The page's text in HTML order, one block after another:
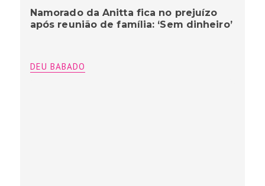
Namorado da Anitta fica no prejuízo
após reunião de família: ‘Sem dinheiro’
DEU BABADO